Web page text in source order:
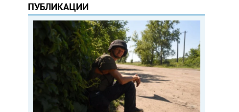
ПУБЛИКАЦИИ